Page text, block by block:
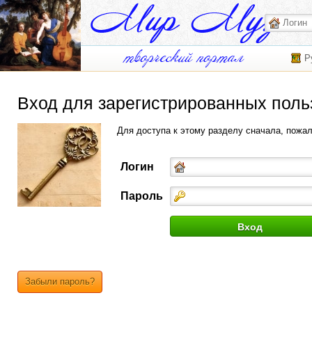
Вход для зарегистрированных
Для доступа к этому разделу сначала,
Логин
Пароль
Забыли пароль?